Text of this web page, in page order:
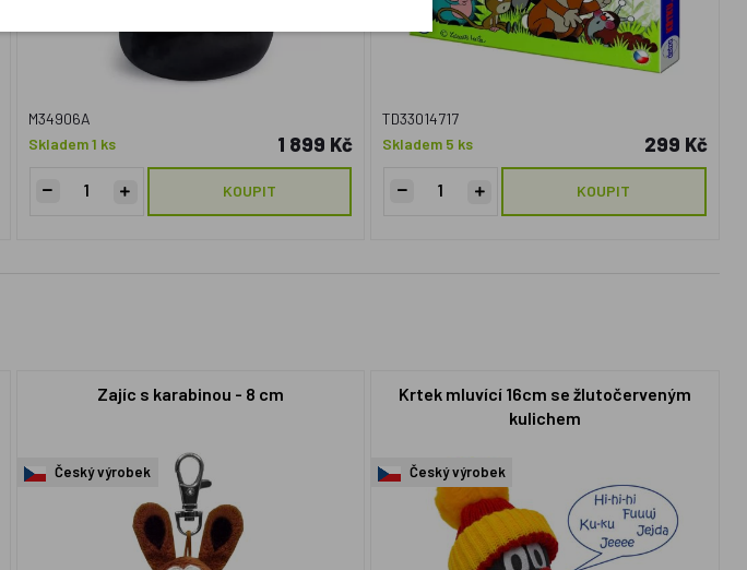
M34906A
Skladem 1 ks
1 899 Kč
KOUPIT
TD33014717
Skladem 5 ks
299 Kč
KOUPIT
Zajíc s karabinou - 8 cm
Český výrobek
Krtek mluvící 16cm se žlutočerveným
kulichem
Český výrobek